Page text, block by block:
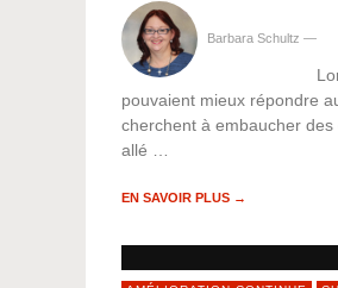
Barbara Schultz —
pouvaient mieux répondre
cherchent à embaucher des
allé …
EN SAVOIR PLUS →